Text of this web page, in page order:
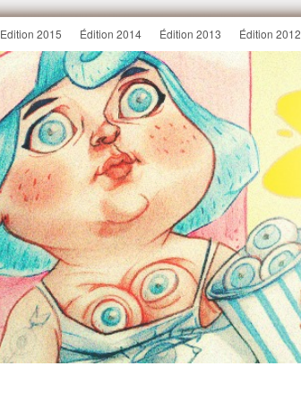
Edition 2015 Édition 2014 Édition 2013 Édition 2012